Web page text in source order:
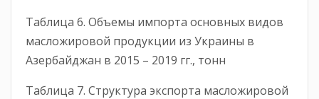
Таблица 6. Объемы импорта основных видов
масложировой продукции из Украины в
Азербайджан в 2015 – 2019 гг., тонн
Таблица 7. Структура экспорта масложировой